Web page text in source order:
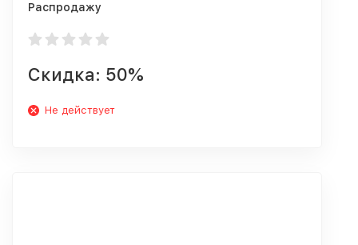
Распродажу
Скидка: 50%
Не действует